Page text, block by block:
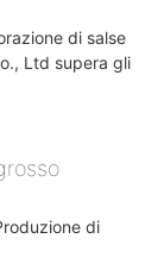
di salse
Ltd supera gli